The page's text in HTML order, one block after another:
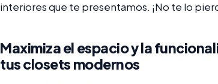
interiores que te presentamos. ¡No te lo
Maximiza el espacio y la
tus closets modernos